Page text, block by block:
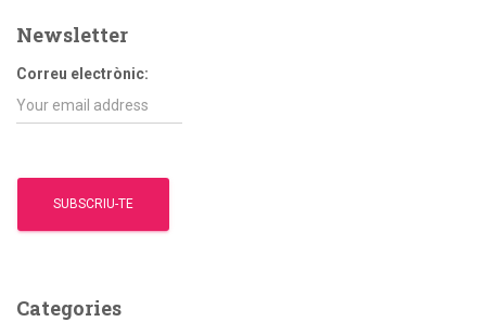
:Newsletter
Correu electrònic:
Categories